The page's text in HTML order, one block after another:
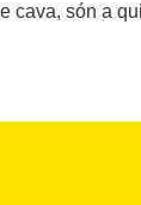
cava, són a